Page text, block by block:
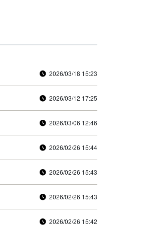
2026/03/18 15:23
2026/03/12 17:25
2026/03/06 12:46
2026/02/26 15:44
2026/02/26 15:43
2026/02/26 15:43
2026/02/26 15:42